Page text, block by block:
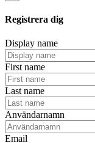
Registrera dig
Display name
First name
Last name
Användarnamn
Email